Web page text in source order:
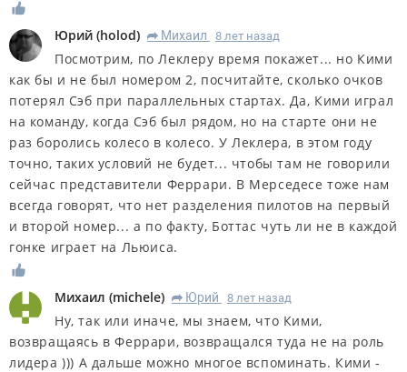
Юрий (holod) R Михаил 8 лет назад
Посмотрим, по Леклеру время покажет... но Кими
как бы и не был номером 2, посчитайте, сколько очков
потерял Сэб при параллельных стартах. Да, Кими играл
на команду, когда Сэб был рядом, но на старте они не
раз боролись колесо в колесо. У Леклера, в этом году
точно, таких условий не будет... чтобы там не говорили
сейчас представители Феррари. В Мерседесе тоже нам
всегда говорят, что нет разделения пилотов на первый
и второй номер... а по факту, Боттас чуть ли не в каждой
гонке играет на Льюиса.
Михаил (michele) R Юрий 8 лет назад
Ну, так или иначе, мы знаем, что Кими,
возвращаясь в Феррари, возвращался туда не на роль
лидера ))) А дальше можно многое вспоминать. Кими -